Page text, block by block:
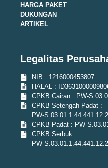
HARGA PAKET
DUKUNGAN
ARTIKEL
Legalitas
NIB : 1216000453807
HALAL :
CPKB Cairan : PW-
CPKB Setengah Padat :
PW-
CPKB Padat : PW-
CPKB Serbuk :
PW-